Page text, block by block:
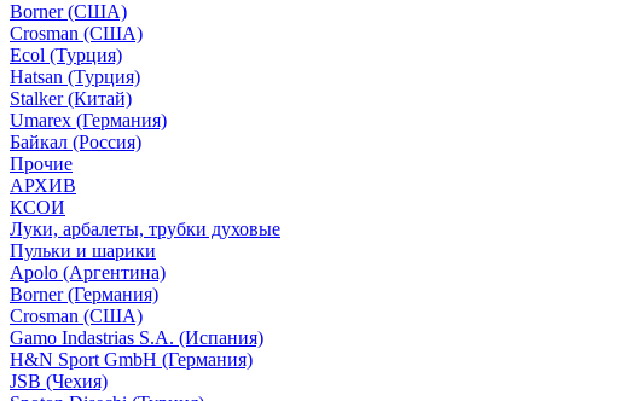
Borner (США)
Crosman (США)
Ecol (Турция)
Hatsan (Турция)
Stalker (Китай)
Umarex (Германия)
Байкал (Россия)
Прочие
АРХИВ
КСОИ
Луки, арбалеты, трубки духовые
Пульки и шарики
Apolo (Аргентина)
Borner (Германия)
Crosman (США)
Gamo Indastrias S.A. (Испания)
H&N Sport GmbH (Германия)
JSB (Чехия)